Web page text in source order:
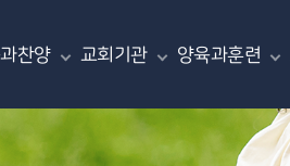
찬양 교회기관 양육과훈련